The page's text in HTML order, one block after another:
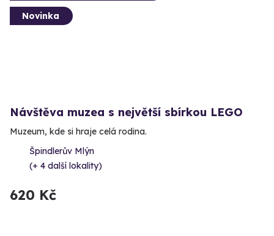
Novinka
Návštěva muzea s největší sbírkou LEGO
Muzeum, kde si hraje celá rodina.
Špindlerův Mlýn
(+ 4 další lokality)
620 Kč